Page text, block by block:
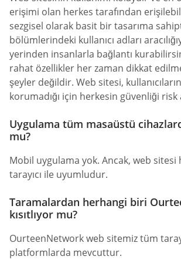
erişimi olan herkes tarafından
sezgisel olarak basit bir tasarıma
bölümlerindeki kullanıcı adları
yerinden insanlarla bağlantı
rahat özellikler her zaman dikkat
şeyler değildir. Web sitesi,
korumadığı için herkesin güvenliği risk
Uygulama tüm masaüstü
mu?
Mobil uygulama yok. Ancak, web
tarayıcı ile uyumludur.
Taramalardan herhangi biri
kısıtlıyor mu?
OurteenNetwork web sitemiz tüm
platformlarda mevcuttur.